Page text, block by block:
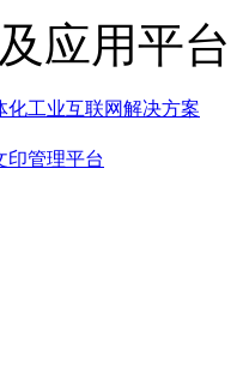
应用平台
化工业互联网解决方案
印管理平台